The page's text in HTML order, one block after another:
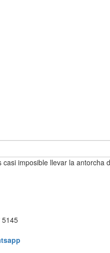
casi imposible llevar la antorcha
5145